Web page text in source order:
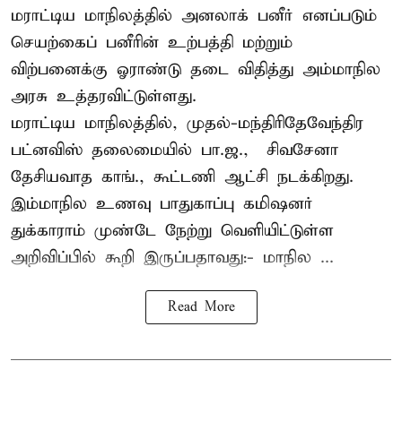
மராட்டிய மாநிலத்தில் அனலாக் பனீர் எனப்படும்
செயற்கைப் பனீரின் உற்பத்தி மற்றும்
விற்பனைக்கு ஓராண்டு தடை விதித்து அம்மாநில
அரசு உத்தரவிட்டுள்ளது.
மராட்டிய மாநிலத்தில், முதல்-மந்திரிதேவேந்திர
பட்னவிஸ் தலைமையில் பா.ஜ., – சிவசேனா –
தேசியவாத காங்., கூட்டணி ஆட்சி நடக்கிறது.
இம்மாநில உணவு பாதுகாப்பு கமிஷனர்
துக்காராம் முண்டே நேற்று வெளியிட்டுள்ள
அறிவிப்பில் கூறி இருப்பதாவது:- மாநில ...
Read More